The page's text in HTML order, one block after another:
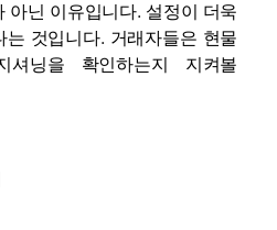
아닌 이유입니다. 설정이 더욱
것입니다. 거래자들은 현물
셔닝을 확인하는지 지켜볼